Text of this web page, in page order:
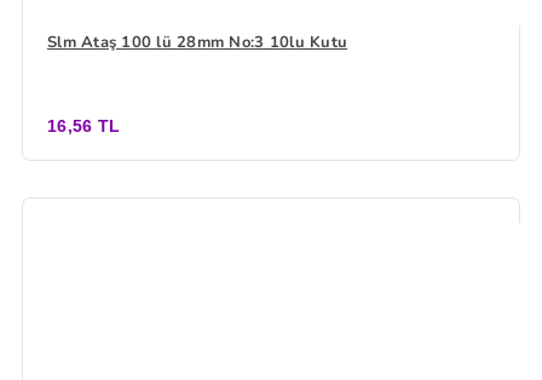
Slm Ataş 100 lü 28mm No:3 10lu Kutu
16,56 TL